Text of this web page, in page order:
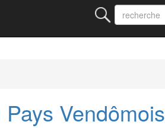
Vendômois